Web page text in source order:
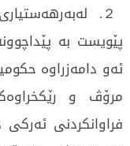
２.
پێویست بە
ئەو دامەزراوە
مرۆڤ و
فراوانکردنی